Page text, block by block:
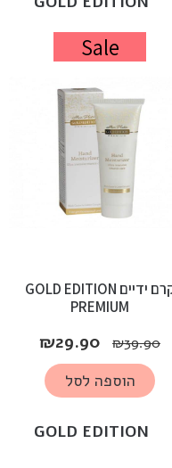
Sale
GOLD EDITION
קרם ידיים GOLD EDITION
PREMIUM
₪39.90
₪29.90
הוספה לסל